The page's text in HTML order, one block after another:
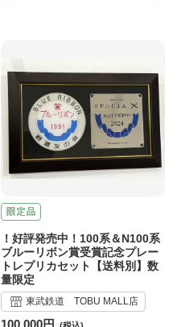
！好評発売中！100系＆N100系
ブルーリボン賞受賞記念プレー
トレプリカセット【送料別】数
量限定
東武鉄道 TOBU MALL店
100,000円